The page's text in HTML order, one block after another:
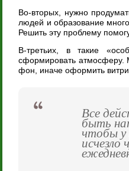
Во-вторых, нужно
людей и образование
Решить эту проблему
В-третьих, в такие
сформировать атмосферу.
фон, иначе оформить
Все
быть
чтобы у
исчезло